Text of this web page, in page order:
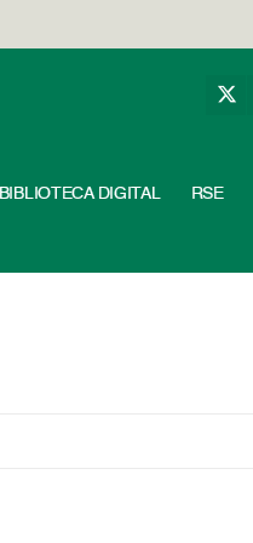
BIBLIOTECA DIGITAL RSE